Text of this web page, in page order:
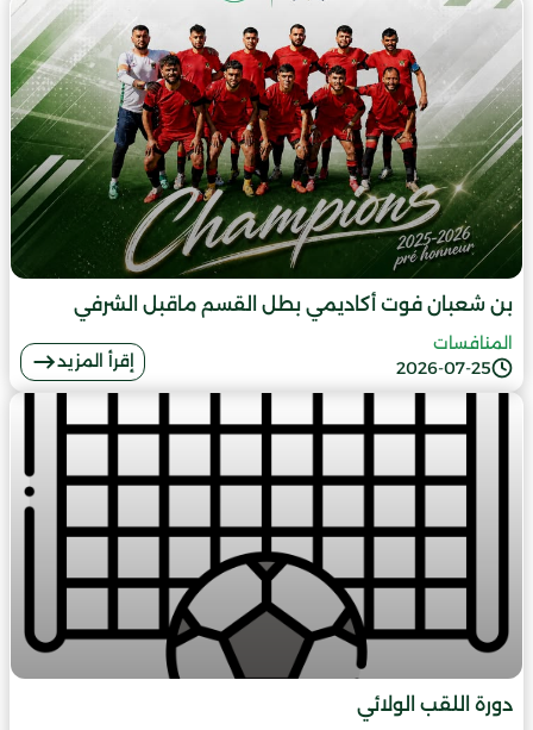
بن شعبان فوت أكاديمي بطل القسم ماقبل الشرفي
2026-07-25
المنافسات
إقرأ المزيد
دورة اللقب الولائي